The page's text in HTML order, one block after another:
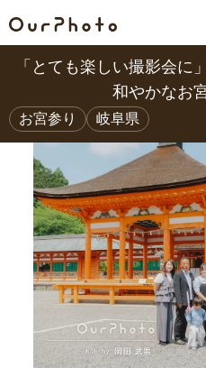
「とても楽しい撮影会に
和やかなお
お宮参り 岐阜県